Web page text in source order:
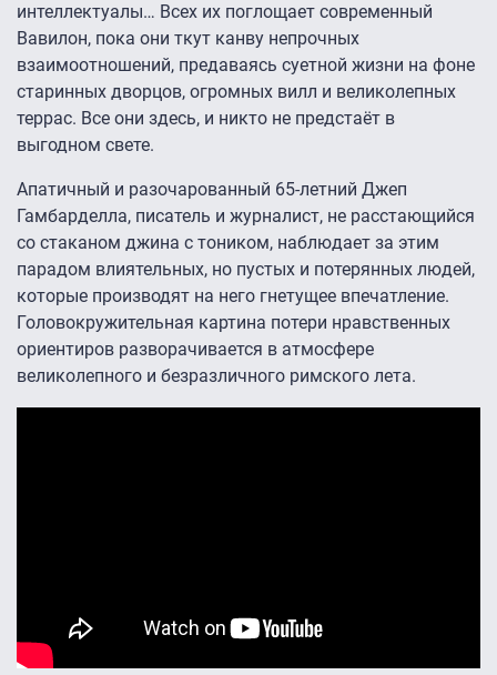
интеллектуалы… Всех их поглощает современный
Вавилон, пока они ткут канву непрочных
взаимоотношений, предаваясь суетной жизни на фоне
старинных дворцов, огромных вилл и великолепных
террас. Все они здесь, и никто не предстаёт в
выгодном свете.
Апатичный и разочарованный 65-летний Джеп
Гамбарделла, писатель и журналист, не расстающийся
со стаканом джина с тоником, наблюдает за этим
парадом влиятельных, но пустых и потерянных людей,
которые производят на него гнетущее впечатление.
Головокружительная картина потери нравственных
ориентиров разворачивается в атмосфере
великолепного и безразличного римского лета.